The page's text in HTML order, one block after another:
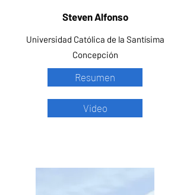
Steven Alfonso
Universidad Católica de la Santísima
Concepción
Resumen
Video